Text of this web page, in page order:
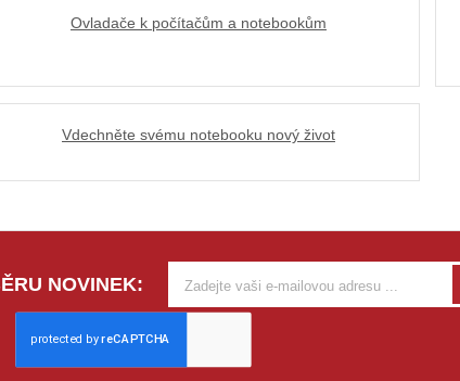
Ovladače k počítačům a notebookům
Vdechněte svému notebooku nový život
NOVINEK: